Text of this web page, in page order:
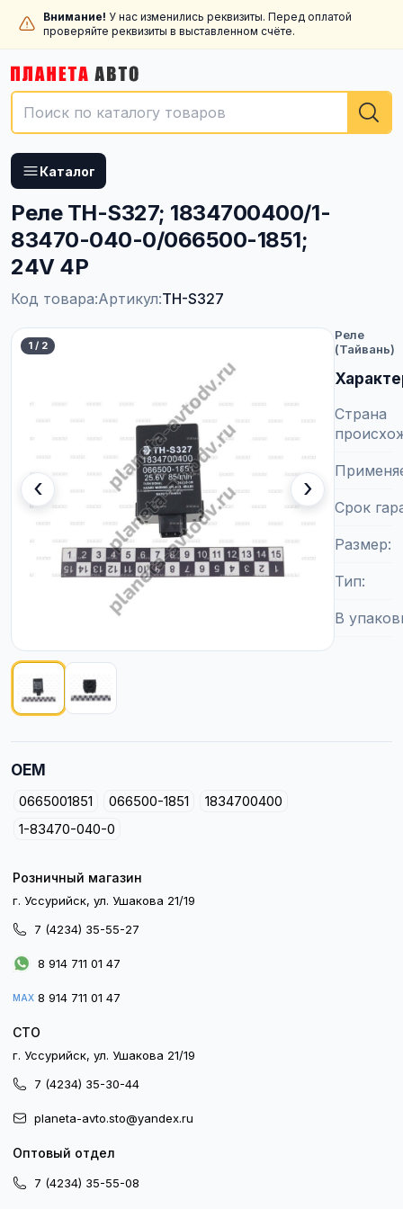
Внимание! У нас изменились реквизиты. Перед оплатой
проверяйте реквизиты в выставленном счёте.
Каталог
Реле TH-S327; 1834700400/1-
83470-040-0/066500-1851;
24V 4P
Код товара:Артикул:TH-S327
1 / 2
‹ ›
Реле
(Тайвань)
Страна
Срок
Размер
Тип
В
OEM
0665001851 066500-1851
1834700400
1-83470-040-0
Розничный магазин
г. Уссурийск, ул. Ушакова 21/19
7 (4234) 35-55-27
8 914 711 01 47
MAX 8 914 711 01 47
СТО
г. Уссурийск, ул. Ушакова 21/19
7 (4234) 35-30-44
planeta-avto.sto@yandex.ru
Оптовый отдел
7 (4234) 35-55-08